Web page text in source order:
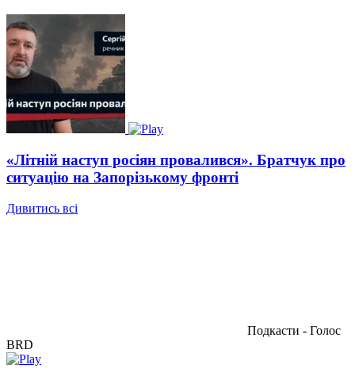
«Літній наступ росіян провалився». Братчук про
ситуацію на Запорізькому фронті
Дивитись всі
Подкасти - Голос
BRD